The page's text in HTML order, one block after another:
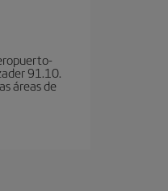
91.10.
áreas de